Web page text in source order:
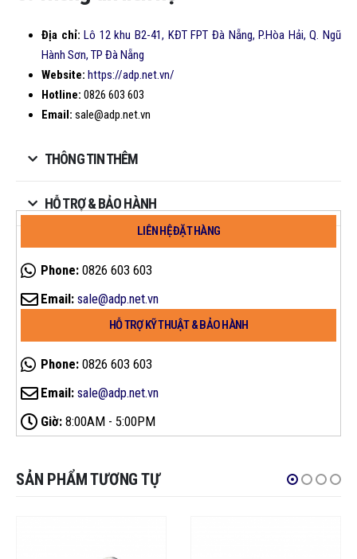
Địa chỉ: Lô 12 khu B2-41, KĐT FPT Đà Nẵng, P.Hòa Hải, Q. Ngũ
Hành Sơn, TP Đà Nẵng
Website: https://adp.net.vn/
Hotline: 0826 603 603
Email: sale@adp.net.vn
THÔNG TIN THÊM
HỖ TRỢ & BẢO HÀNH
LIÊN HỆ ĐẶT HÀNG
Phone: 0826 603 603
Email: sale@adp.net.vn
HỖ TRỢ KỸ THUẬT & BẢO HÀNH
Phone: 0826 603 603
Email: sale@adp.net.vn
Giờ: 8:00AM - 5:00PM
SẢN PHẨM TƯƠNG TỰ